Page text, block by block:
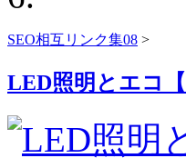
SEO相互リンク集08 >
LED照明とエコ